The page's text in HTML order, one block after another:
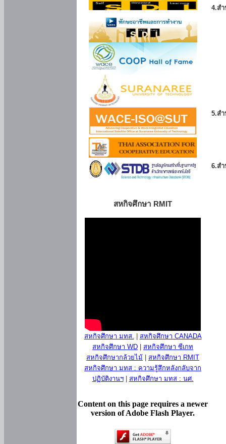
สหกิจศึกษา RMIT
สหกิจศึกษา มทส.
สหกิจศึกษา CANADA
สหกิจศึกษา WD
สหกิจศึกษา ซีเกท
สหกิจศึกษากล้วยไม้
สหกิจศึกษา RMIT
สหกิจศึกษา มทส : ความรู้สึกหลังกลับจาก
ปฏิบัติงานฯ| สหกิจศึกษา มทส : นศ.
Content on this page requires a newer
version of Adobe Flash Player.
4.ส
5.ส
6.ส